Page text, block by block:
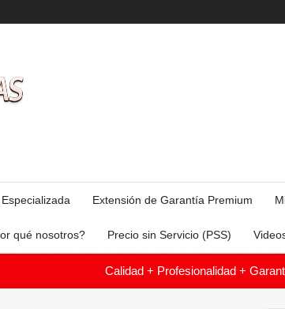
Extensión de Garantía Premium
qué nosotros? Precio sin Servicio (PSS)
Calidad + Profesionalidad +